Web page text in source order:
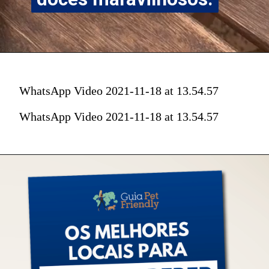
c
r
u
h
.
.
c
r
u
h
.
.
WhatsApp Video 2021-11-18 at 13.54.57
WhatsApp Video 2021-11-18 at 13.54.57